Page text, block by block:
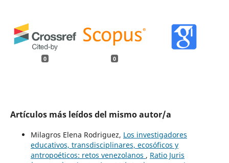
0 0
Artículos más leídos del mismo autor/a
Milagros Elena Rodriguez, Los investigadores
educativos, transdisciplinares, ecosóficos y
antropoéticos: retos venezolanos , Ratio Juris